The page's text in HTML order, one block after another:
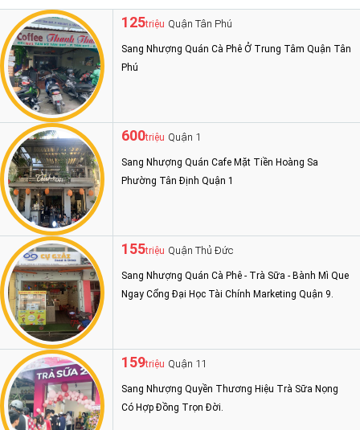
125triệu Quận Tân Phú
Sang Nhượng Quán Cà Phê Ở Trung Tâm Quận Tân
Phú
600triệu Quận 1
Sang Nhượng Quán Cafe Mặt Tiền Hoàng Sa
Phường Tân Định Quận 1
155triệu Quận Thủ Đức
Sang Nhượng Quán Cà Phê - Trà Sữa - Bành Mì Que
Ngay Cổng Đại Học Tài Chính Marketing Quận 9.
159triệu Quận 11
Sang Nhượng Quyền Thương Hiệu Trà Sữa Nọng
Có Hợp Đồng Trọn Đời.